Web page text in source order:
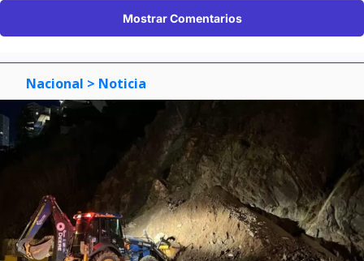
Mostrar Comentarios
Nacional > Noticia